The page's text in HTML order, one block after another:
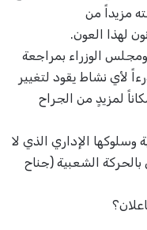
مزيداً من
لهذا العون.
الوزراء بمراجعة
لأي نشاط يقود لتغيير
لمزيدٍ من الجراح
وسلوكها الإداري الذي لا
الشعبية (جناح